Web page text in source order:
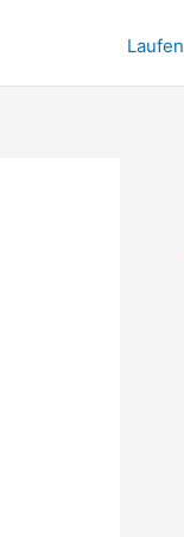
Laufen